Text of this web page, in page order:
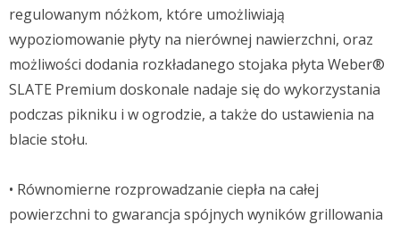
regulowanym nóżkom, które umożliwiają
wypoziomowanie płyty na nierównej nawierzchni, oraz
możliwości dodania rozkładanego stojaka płyta Weber®
SLATE Premium doskonale nadaje się do wykorzystania
podczas pikniku i w ogrodzie, a także do ustawienia na
blacie stołu.
• Równomierne rozprowadzanie ciepła na całej
powierzchni to gwarancja spójnych wyników grillowania